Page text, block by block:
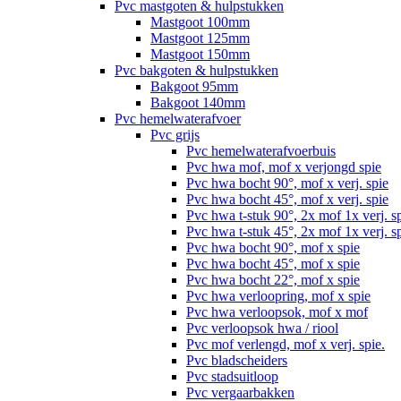
Pvc mastgoten & hulpstukken
Mastgoot 100mm
Mastgoot 125mm
Mastgoot 150mm
Pvc bakgoten & hulpstukken
Bakgoot 95mm
Bakgoot 140mm
Pvc hemelwaterafvoer
Pvc grijs
Pvc hemelwaterafvoerbuis
Pvc hwa mof, mof x verjongd spie
Pvc hwa bocht 90°, mof x verj. spie
Pvc hwa bocht 45°, mof x verj. spie
Pvc hwa t-stuk 90°, 2x mof 1x verj.
Pvc hwa t-stuk 45°, 2x mof 1x verj.
Pvc hwa bocht 90°, mof x spie
Pvc hwa bocht 45°, mof x spie
Pvc hwa bocht 22°, mof x spie
Pvc hwa verloopring, mof x spie
Pvc hwa verloopsok, mof x mof
Pvc verloopsok hwa / riool
Pvc mof verlengd, mof x verj. spie.
Pvc bladscheiders
Pvc stadsuitloop
Pvc vergaarbakken